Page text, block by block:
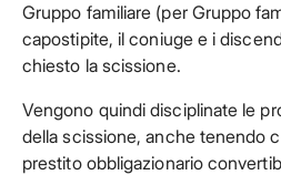
Gruppo familiare (per Gruppo
capostipite, il coniuge e i
chiesto la scissione.
Vengono quindi disciplinate le
della scissione, anche tenendo
prestito obbligazionario